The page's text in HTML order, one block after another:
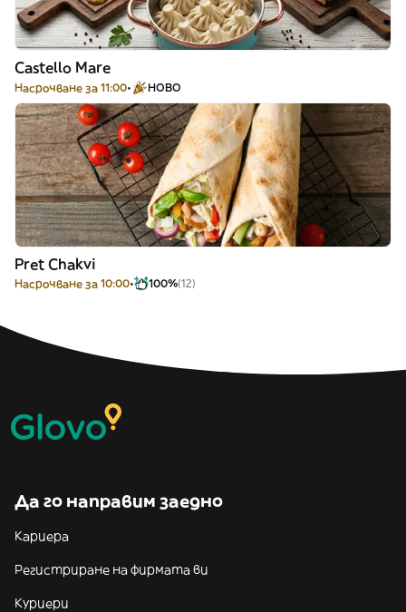
Castello Mare
Насрочване за 11:00 НОВО
Pret Chakvi
Насрочване за 10:00 100%(12)
Да го направим заедно
Кариера
Регистриране на фирмата ви
Куриери